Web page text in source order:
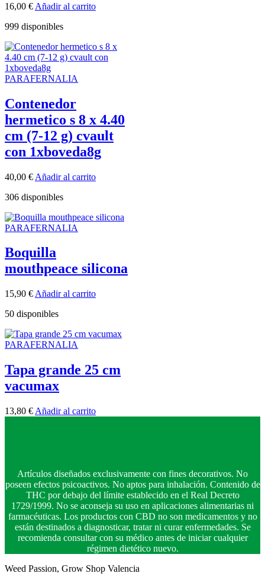
16,00 € Añadir al carrito
999 disponibles
PARAFERNALIA
Contenedor
hermetico s 8 x 4.40
cm (7-12 g) cvault
con 1xboveda8g
40,00 € Añadir al carrito
306 disponibles
PARAFERNALIA
Boquilla
mouthpeace silicona
15,90 € Añadir al carrito
50 disponibles
PARAFERNALIA
Tapa grande 25 cm
vacumax
13,80 € Añadir al carrito
Artículos diseñados exclusivamente con fines decorativos. No
poseen efectos psicoactivos. No aptos para inhalación. Contenido de
THC por debajo del límite establecido en el Real Decreto
1729/1999. No se aconseja su uso en aplicaciones alimentarias ni
farmacéuticas. Los productos con CBD no son medicamentos y no
están destinados a diagnosticar, tratar ni curar enfermedades. Se
recomienda consultar con su médico antes de iniciar cualquier
régimen dietético nuevo.
Weed Passion, Grow Shop Valencia